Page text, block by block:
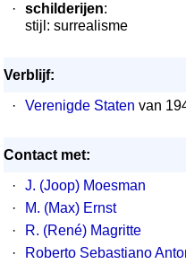
·
schilderijen:
stijl: surrealisme
Verblijf:
·
Verenigde Staten van
Contact met:
·
J. (Joop) Moesman
·
M. (Max) Ernst
·
R. (René) Magritte
·
Roberto Sebastiano